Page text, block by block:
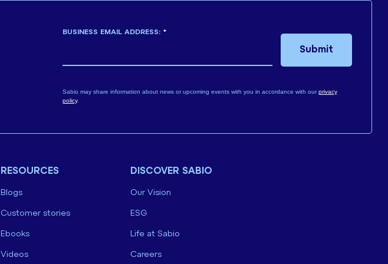
*
BUSINESS EMAIL ADDRESS:
Sabio may share information about news or upcoming events with you in accordance with ourprivacy
policy.
Submit
RESOURCES
Blogs
Customer stories
Ebooks
Videos
DISCOVER SABIO
Our Vision
ESG
Life at Sabio
Careers